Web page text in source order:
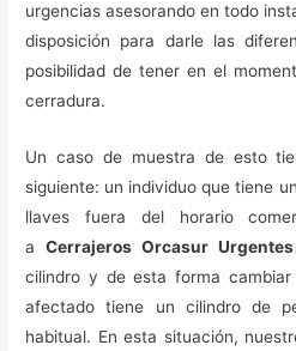
urgencias asesorando en todo
disposición para darle las
posibilidad de tener en el
cerradura.
Un caso de muestra de esto
siguiente: un individuo que tiene
llaves fuera del horario
a Cerrajeros Orcasur Urgentes
cilindro y de esta forma
afectado tiene un cilindro de
habitual. En esta situación,